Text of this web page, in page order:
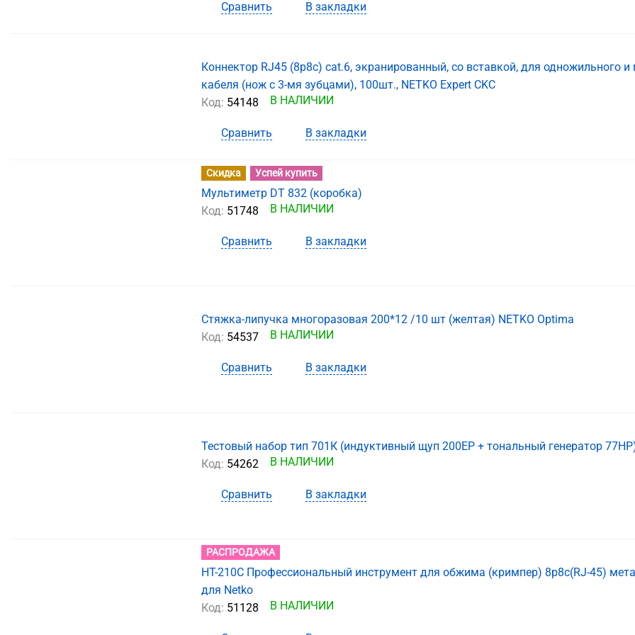
Сравнить В закладки
Коннектор RJ45 (8p8c) cat.6, экранированный, со вставкой, для одножильного
кабеля (нож с 3-мя зубцами), 100шт., NETKO Expert CKC
Код: 54148 В НАЛИЧИИ
Сравнить В закладки
Скидка Успей купить
Мультиметр DT 832 (коробка)
Код: 51748 В НАЛИЧИИ
Сравнить В закладки
Стяжка-липучка многоразовая 200*12 /10 шт (желтая) NETKO Optima
Код: 54537 В НАЛИЧИИ
Сравнить В закладки
Тестовый набор тип 701К (индуктивный щуп 200ЕР + тональный генератор
Код: 54262 В НАЛИЧИИ
Сравнить В закладки
РАСПРОДАЖА
HT-210C Профессиональный инструмент для обжима (кримпер) 8p8c(RJ-45)
для Netko
Код: 51128 В НАЛИЧИИ